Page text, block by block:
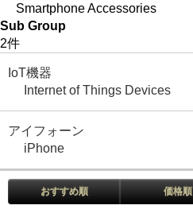
Smartphone Accessories
Sub Group
2件
IoT機器
Internet of Things Devices
アイフォーン
iPhone
おすすめ順 価格順